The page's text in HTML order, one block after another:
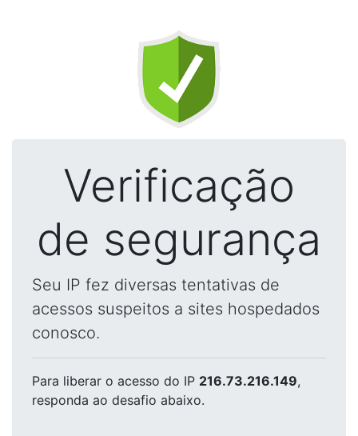
Verificação
de segurança
Seu IP fez diversas tentativas de
acessos suspeitos a sites hospedados
conosco.
Para liberar o acesso do IP 216.73.216.149,
responda ao desafio abaixo.